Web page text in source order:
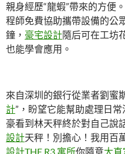
親身經歷“龍蝦”帶來的方便
程師免費協助攜帶設備的公
鐘， 豪宅設計隨后可在工坊
也能學會應用。
來自深圳的銀行從業者劉蜜
計”，盼望它能幫助處理日
豪看到林天秤終於對自己說
設計天秤！別擔心！我用百
設計THE R3 寓所你隨意大